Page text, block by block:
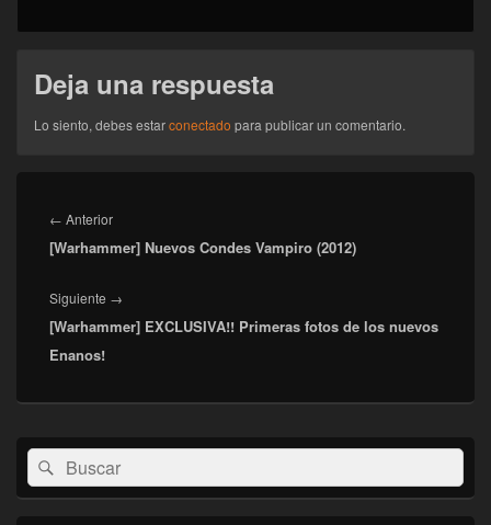
Deja una respuesta
Lo siento, debes estarconectado para publicar un comentario.
de
entradas
← AnteriorEntrada
anterior:
[Warhammer] Nuevos Condes Vampiro (2012)
Siguiente →
siguiente:
[Warhammer] EXCLUSIVA!! Primeras fotos de los nuevos
Enanos!
El
área
de
Buscar
por:
Buscar